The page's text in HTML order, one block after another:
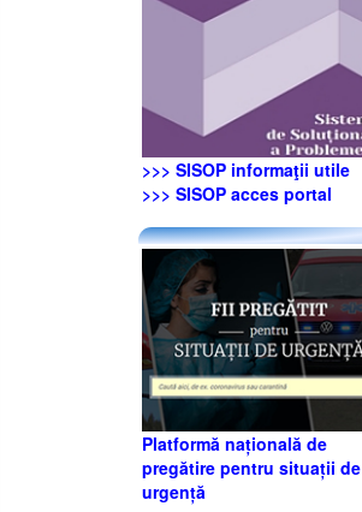
>>> SISOP informaţii utile
>>> SISOP acces portal
Platformă națională de
pregătire pentru situații de
urgență